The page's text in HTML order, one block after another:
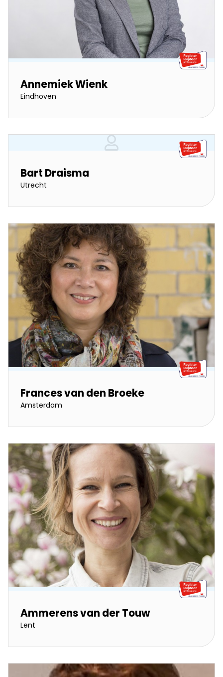
Annemiek Wienk
Eindhoven
Bart Draisma
Utrecht
Frances van den Broeke
Amsterdam
Ammerens van der Touw
Lent